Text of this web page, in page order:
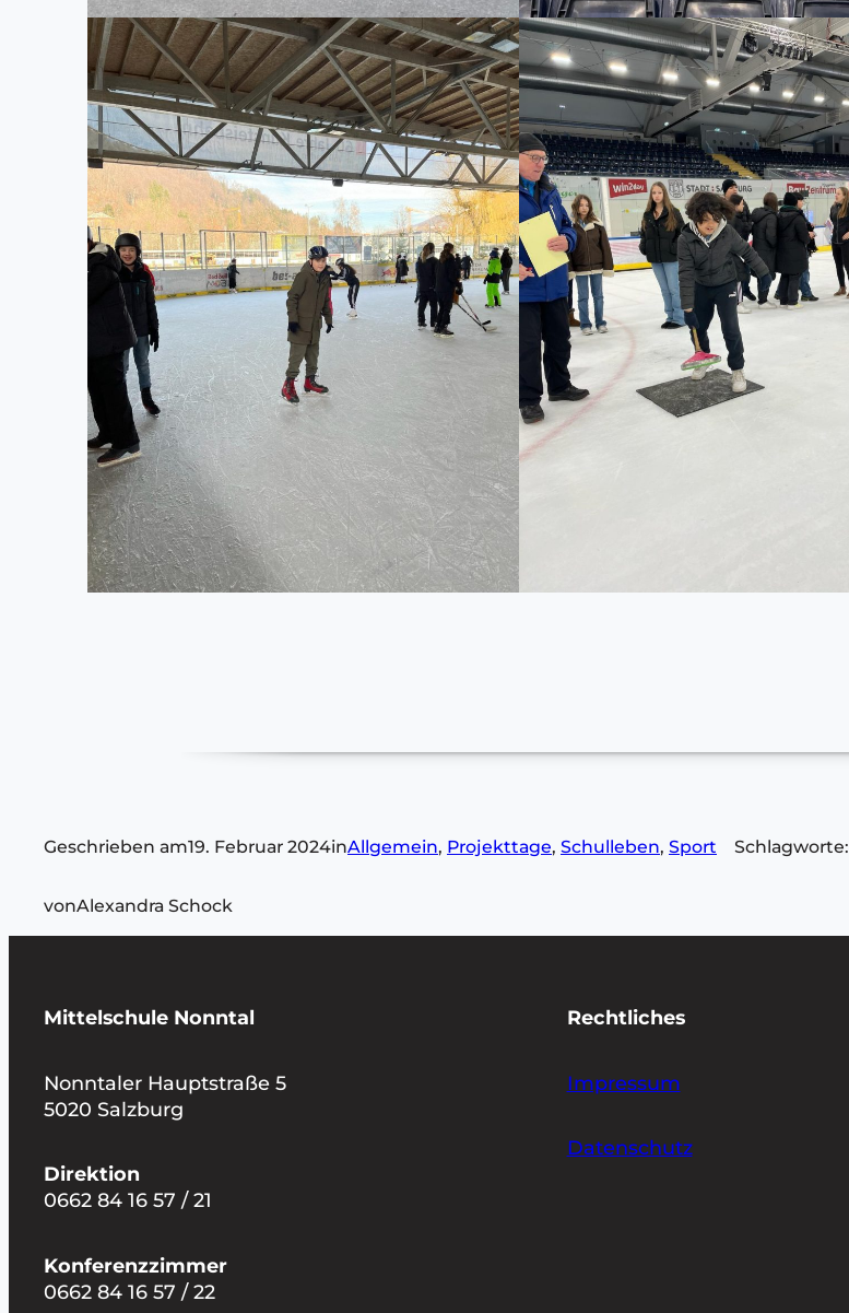
Geschrieben am19. Februar 2024inAllgemein, Projekttage, Schulleben, Sport
vonAlexandra Schock
Schlagworte:
Mittelschule Nonntal
Nonntaler Hauptstraße 5
5020 Salzburg
Direktion
0662 84 16 57 / 21
Konferenzzimmer
0662 84 16 57 / 22
Rechtliches
Impressum
Datenschutz